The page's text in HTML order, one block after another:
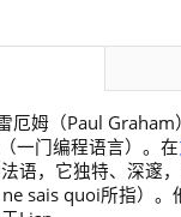
厄姆（Paul
一门编程语言）。在
语，它独特、深邃
sais quoi所指）。